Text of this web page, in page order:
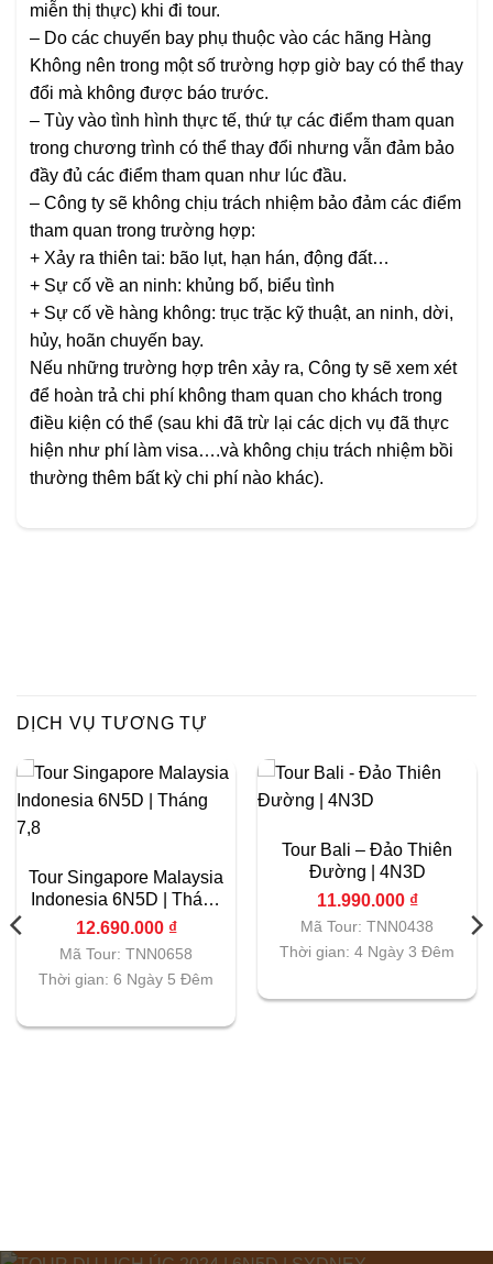
miễn thị thực) khi đi tour.
– Do các chuyến bay phụ thuộc vào các hãng Hàng
Không nên trong một số trường hợp giờ bay có thể thay
đổi mà không được báo trước.
– Tùy vào tình hình thực tế, thứ tự các điểm tham quan
trong chương trình có thể thay đổi nhưng vẫn đảm bảo
đầy đủ các điểm tham quan như lúc đầu.
– Công ty sẽ không chịu trách nhiệm bảo đảm các điểm
tham quan trong trường hợp:
+ Xảy ra thiên tai: bão lụt, hạn hán, động đất…
+ Sự cố về an ninh: khủng bố, biểu tình
+ Sự cố về hàng không: trục trặc kỹ thuật, an ninh, dời,
hủy, hoãn chuyến bay.
Nếu những trường hợp trên xảy ra, Công ty sẽ xem xét
để hoàn trả chi phí không tham quan cho khách trong
điều kiện có thể (sau khi đã trừ lại các dịch vụ đã thực
hiện như phí làm visa….và không chịu trách nhiệm bồi
thường thêm bất kỳ chi phí nào khác).
DỊCH VỤ TƯƠNG TỰ
Tour Singapore Malaysia
Indonesia 6N5D | Tháng
7,8
12.690.000 ₫
Mã Tour: TNN0658
Thời gian: 6 Ngày 5 Đêm
Tour Bali – Đảo Thiên
Đường | 4N3D
11.990.000 ₫
Mã Tour: TNN0438
Thời gian: 4 Ngày 3 Đêm